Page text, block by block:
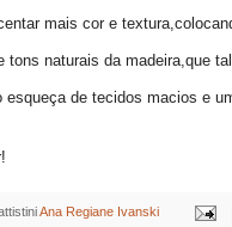
mais cor e
tons naturais da madeira,que
esqueça de tecidos macios e
Ana Regiane Ivanski